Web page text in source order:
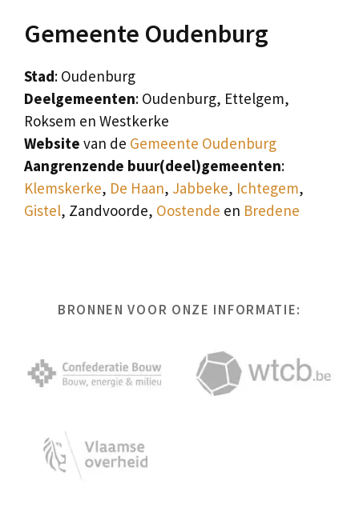
Gemeente Oudenburg
Stad: Oudenburg
Deelgemeenten: Oudenburg, Ettelgem,
Roksem en Westkerke
Website van de Gemeente Oudenburg
Aangrenzende buur(deel)gemeenten:
Klemskerke, De Haan, Jabbeke, Ichtegem,
Gistel, Zandvoorde, Oostende en Bredene
BRONNEN VOOR ONZE INFORMATIE: